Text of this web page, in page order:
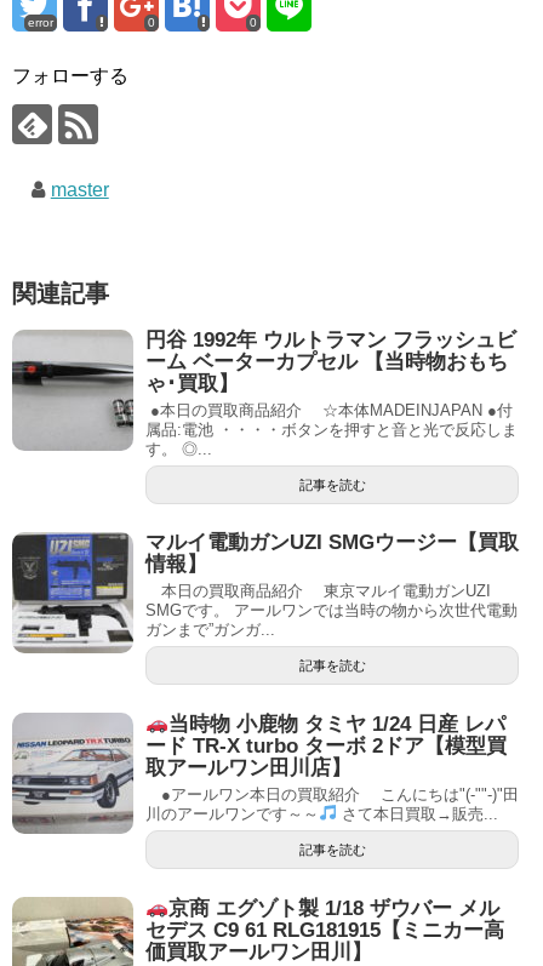
error 0 0
フォローする
master
関連記事
円谷 1992年 ウルトラマン フラッシュビ
ーム ベーターカプセル 【当時物おもち
ゃ･買取】
●本日の買取商品紹介 ☆本体MADEINJAPAN ●付
属品:電池 ・・・・ボタンを押すと音と光で反応しま
す。 ◎...
記事を読む
マルイ電動ガンUZI SMGウージー【買取
情報】
本日の買取商品紹介 東京マルイ電動ガンUZI
SMGです。 アールワンでは当時の物から次世代電動
ガンまで”ガンガ...
記事を読む
当時物 小鹿物 タミヤ 1/24 日産 レパ
ード TR-X turbo ターボ 2ドア【模型買
取アールワン田川店】
●アールワン本日の買取紹介 こんにちは"(-""-)"田
川のアールワンです～～
さて本日買取→販売...
記事を読む
京商 エグゾト製 1/18 ザウバー メル
セデス C9 61 RLG181915【ミニカー高
価買取アールワン田川】